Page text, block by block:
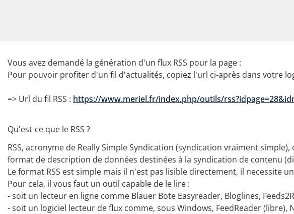
Vous avez demandé la génération d'un flux RSS pour la page :
Pour pouvoir profiter d'un fil d'actualités, copiez l'url ci-après dans votre
=> Url du fil RSS : https://www.meriel.fr/index.php/outils/
Qu'est-ce que le RSS ?
RSS, acronyme de Really Simple Syndication (syndication vraiment
format de description de données destinées à la syndication de contenu
Le format RSS est simple mais il n'est pas lisible directement, il necessite
Pour cela, il vous faut un outil capable de le lire :
- soit un lecteur en ligne comme Blauer Bote Easyreader, Bloglines,
- soit un logiciel lecteur de flux comme, sous Windows, FeedReader